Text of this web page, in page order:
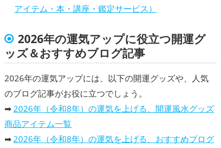
アイテム・本・講座・鑑定サービス）
2026年の運気アップに役立つ開運グ
ッズ＆おすすめブログ記事
2026年の運気アップには、以下の開運グッズや、人気
のブログ記事がお役に立つでしょう。
➡2026年（令和8年）の運気を上げる、開運風水グッズ
商品アイテム一覧
➡2026年（令和8年）の運気を上げる、おすすめブログ